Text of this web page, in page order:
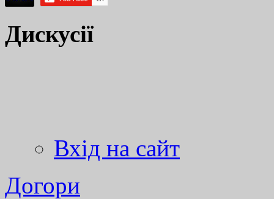
Дискусії
Вхід на сайт
Догори